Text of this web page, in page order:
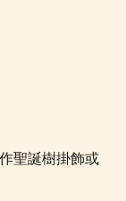
聖誕樹掛飾或